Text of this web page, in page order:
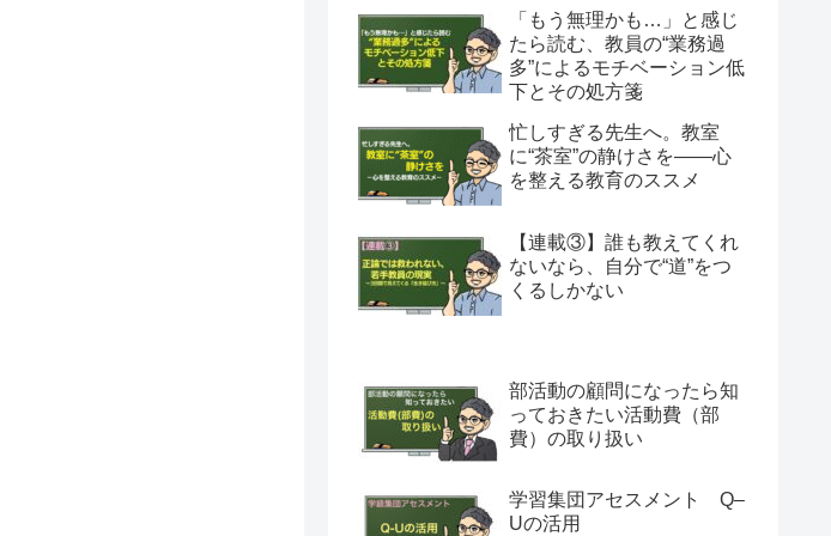
「もう無理かも…」と感じ
たら読む、教員の“業務過
多”によるモチベーション低
下とその処方箋
忙しすぎる先生へ。教室
に“茶室”の静けさを――心
を整える教育のススメ
【連載③】誰も教えてくれ
ないなら、自分で“道”をつ
くるしかない
部活動の顧問になったら知
っておきたい活動費（部
費）の取り扱い
学習集団アセスメント Q–
Uの活用